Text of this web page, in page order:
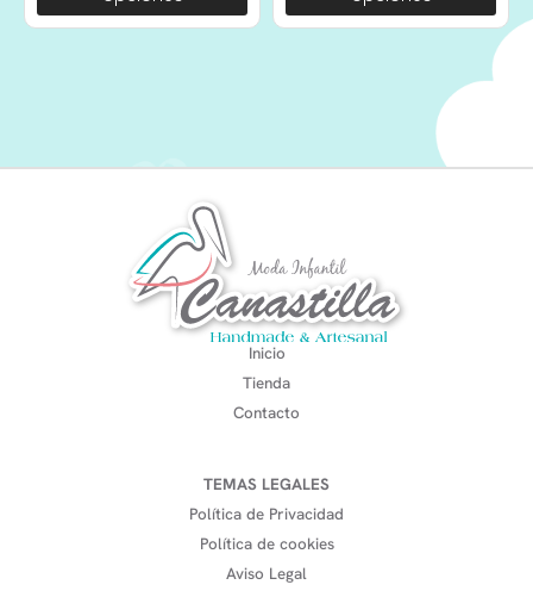
Inicio
Tienda
Contacto
TEMAS LEGALES
Política de Privacidad
Política de cookies
Aviso Legal